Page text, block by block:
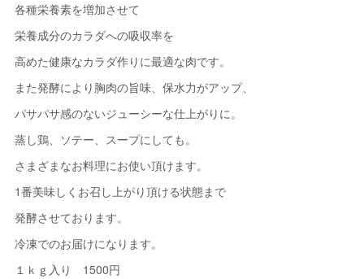
各種栄養素を増加させて
栄養成分のカラダへの吸収率を
高めた健康なカラダ作りに最適な肉です。
また発酵により胸肉の旨味、保水力がアップ、
パサパサ感のないジューシーな仕上がりに。
蒸し鶏、ソテー、スープにしても。
さまざまなお料理にお使い頂けます。
1番美味しくお召し上がり頂ける状態まで
発酵させております。
冷凍でのお届けになります。
１ｋｇ入り 1500円